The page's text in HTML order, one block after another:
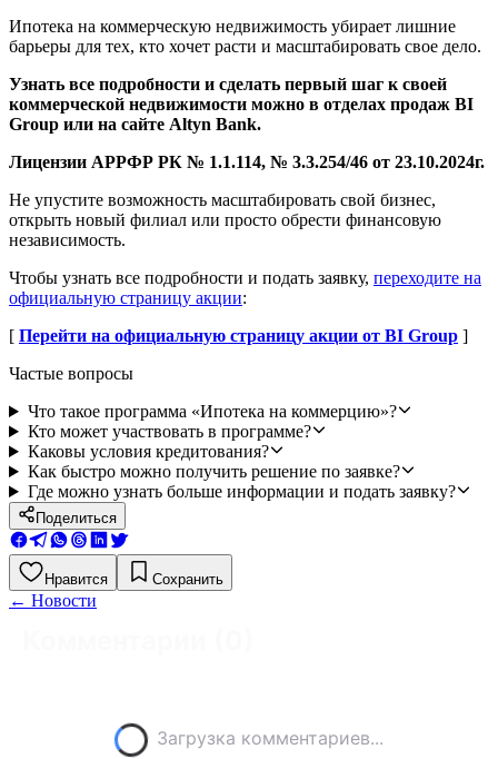
Ипотека на коммерческую недвижимость убирает лишние
барьеры для тех, кто хочет расти и масштабировать свое дело.
Узнать все подробности и сделать первый шаг к своей
коммерческой недвижимости можно в отделах продаж BI
Group или на сайте Altyn Bank.
Лицензии АРРФР РК № 1.1.114, № 3.3.254/46 от 23.10.2024г.
Не упустите возможность масштабировать свой бизнес,
открыть новый филиал или просто обрести финансовую
независимость.
Чтобы узнать все подробности и подать заявку, переходите на
официальную страницу акции:
[ Перейти на официальную страницу акции от BI Group ]
Частые вопросы
Что такое программа «Ипотека на коммерцию»?
Кто может участвовать в программе?
Каковы условия кредитования?
Как быстро можно получить решение по заявке?
Где можно узнать больше информации и подать заявку?
Поделиться
Нравится Сохранить
← Новости
Загрузка комментариев...